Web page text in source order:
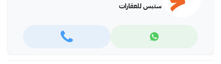
ستبس للعقارات